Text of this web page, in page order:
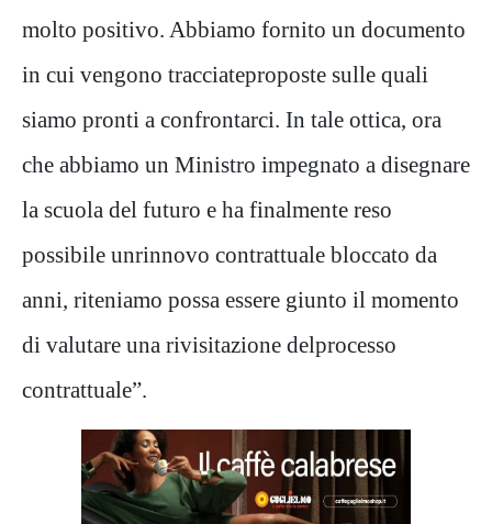
molto positivo. Abbiamo fornito un documento
in cui vengono tracciateproposte sulle quali
siamo pronti a confrontarci. In tale ottica, ora
che abbiamo un Ministro impegnato a disegnare
la scuola del futuro e ha finalmente reso
possibile unrinnovo contrattuale bloccato da
anni, riteniamo possa essere giunto il momento
di valutare una rivisitazione delprocesso
contrattuale”.